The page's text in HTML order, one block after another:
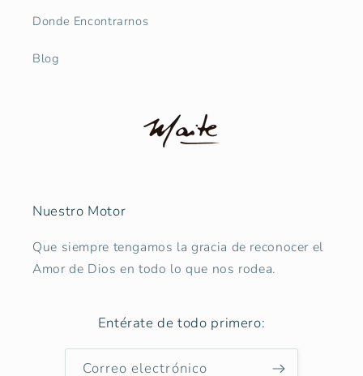
Donde Encontrarnos
Blog
Nuestro Motor
Que siempre tengamos la gracia de reconocer el
Amor de Dios en todo lo que nos rodea.
Entérate de todo primero:
Correo electrónico